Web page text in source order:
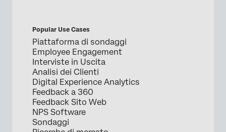
Popular Use Cases
Piattaforma di sondaggi
Employee Engagement
Interviste in Uscita
Analisi dei Clienti
Digital Experience Analytics
Feedback a 360
Feedback Sito Web
NPS Software
Sondaggi